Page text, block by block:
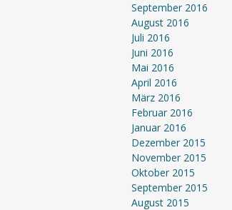
September 2016
August 2016
Juli 2016
Juni 2016
Mai 2016
April 2016
März 2016
Februar 2016
Januar 2016
Dezember 2015
November 2015
Oktober 2015
September 2015
August 2015